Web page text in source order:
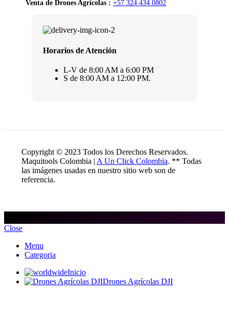
Venta de Drones Agrícolas : +57 324 434 0802
Horarios de Atención
L-V de 8:00 AM a 6:00 PM
S de 8:00 AM a 12:00 PM.
Copyright © 2023 Todos los Derechos Reservados.
Maquitools Colombia | A Un Click Colombia. ** Todas
las imágenes usadas en nuestro sitio web son de
referencia.
Close
Menu
Categoria
Inicio
Drones Agrícolas DJI